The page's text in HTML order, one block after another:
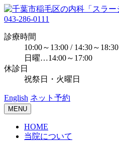
043-286-0111
診療時間
10:00～13:00 / 14:30～18:30
日曜…14:00～17:00
休診日
祝祭日・火曜日
English ネット予約
MENU
HOME
当院について